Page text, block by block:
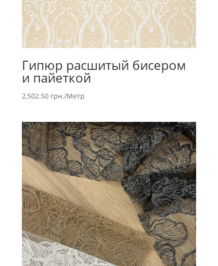
Гипюр расшитый бисером
и пайеткой
2,502.50 грн./Метр